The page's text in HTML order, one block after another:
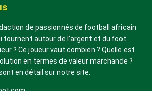
de passionnés de football africain
autour de l’argent et du foot.
? Ce joueur vaut combien ? Quelle est
en termes de valeur marchande ?
en détail sur notre site.